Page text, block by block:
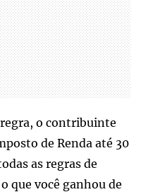
regra, o contribuinte
de Renda até 30
as regras de
que você ganhou de